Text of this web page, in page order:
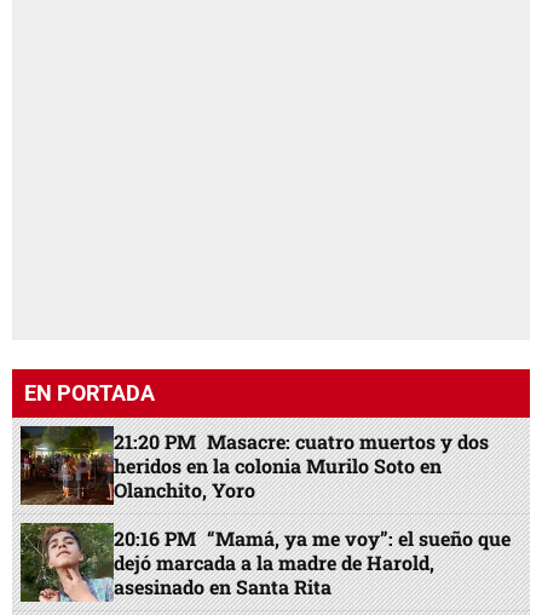
EN PORTADA
21:20 PM Masacre: cuatro muertos y dos
heridos en la colonia Murilo Soto en
Olanchito, Yoro
20:16 PM “Mamá, ya me voy”: el sueño que
dejó marcada a la madre de Harold,
asesinado en Santa Rita